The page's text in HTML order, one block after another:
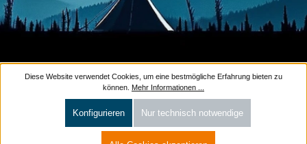
Diese Website verwendet Cookies, um eine bestmögliche Erfahrung bieten zu
können. Mehr Informationen ...
Nur technisch notwendige
Konfigurieren